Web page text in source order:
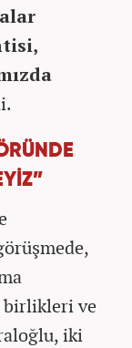
birlikleri ve
iki